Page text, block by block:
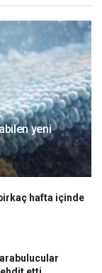
yeni
hafta içinde
arabulucular